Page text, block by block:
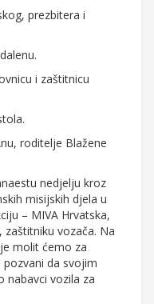
prezbitera i
i zaštitnicu
roditelje Blažene
nedjelju kroz
misijskih djela u
– MIVA Hrvatska,
vozača. Na
molit ćemo za
da svojim
nabavci vozila za